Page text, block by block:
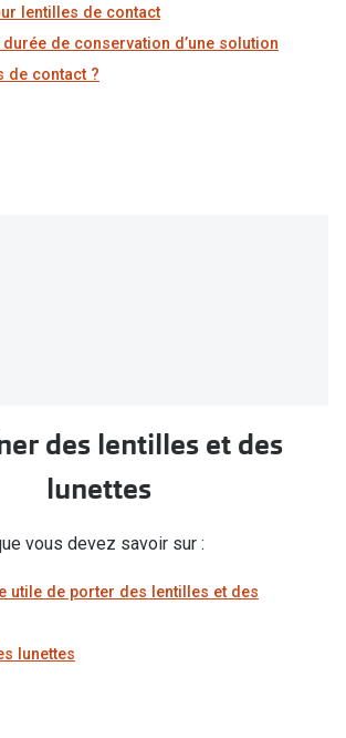
lentilles de contact
de conservation d’une solution
de contact ?
des lentilles et des
lunettes
vous devez savoir sur :
utile de porter des lentilles et des
lunettes